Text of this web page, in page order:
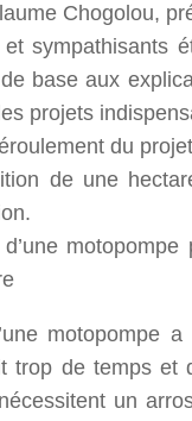
Chogolou,
et sympathisants
base aux
projets
du
de une
d’une
trop de temps et
un